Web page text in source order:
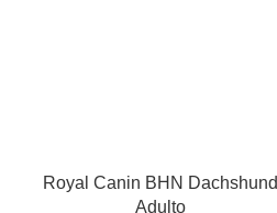
Royal Canin BHN Dachshund
Adulto